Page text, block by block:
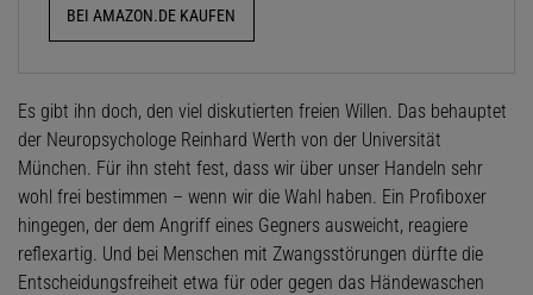
BEI AMAZON.DE KAUFEN
Es gibt ihn doch, den viel diskutierten freien Willen. Das behauptet
der Neuropsychologe Reinhard Werth von der Universität
München. Für ihn steht fest, dass wir über unser Handeln sehr
wohl frei bestimmen – wenn wir die Wahl haben. Ein Profiboxer
hingegen, der dem ­Angriff eines Gegners ausweicht, reagiere
reflexartig. Und bei Menschen mit Zwangsstörungen dürfte die
Entscheidungsfreiheit etwa für oder gegen das Händewaschen